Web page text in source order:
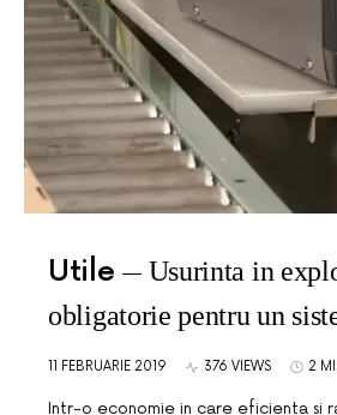
Utile
Usurinta in
obligatorie pentru un
11 FEBRUARIE 2019 376 VIEWS 2
Intr-o economie in care eficienta si